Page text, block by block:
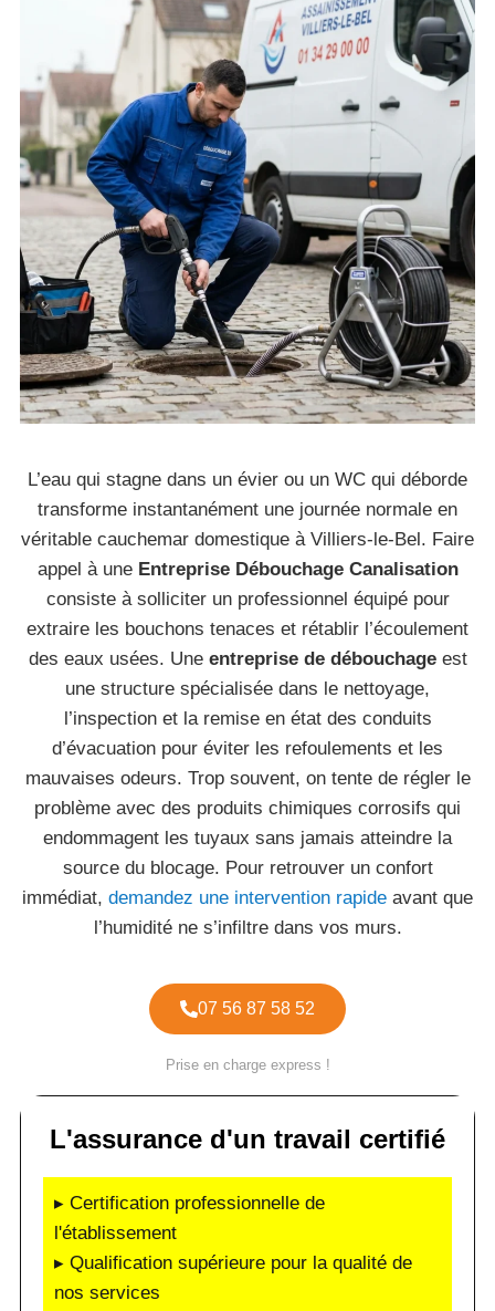
L’eau qui stagne dans un évier ou un WC qui déborde
transforme instantanément une journée normale en
véritable cauchemar domestique à Villiers-le-Bel. Faire
appel à une Entreprise Débouchage Canalisation
consiste à solliciter un professionnel équipé pour
extraire les bouchons tenaces et rétablir l’écoulement
des eaux usées. Une entreprise de débouchageest
une structure spécialisée dans le nettoyage,
l’inspection et la remise en état des conduits
d’évacuation pour éviter les refoulements et les
mauvaises odeurs. Trop souvent, on tente de régler le
problème avec des produits chimiques corrosifs qui
endommagent les tuyaux sans jamais atteindre la
source du blocage. Pour retrouver un confort
immédiat, demandez une intervention rapide avant que
l’humidité ne s’infiltre dans vos murs.
07 56 87 58 52
Prise en charge express !
L'assurance d'un travail certifié
▸ Certification professionnelle de
l'établissement
▸ Qualification supérieure pour la qualité de
nos services